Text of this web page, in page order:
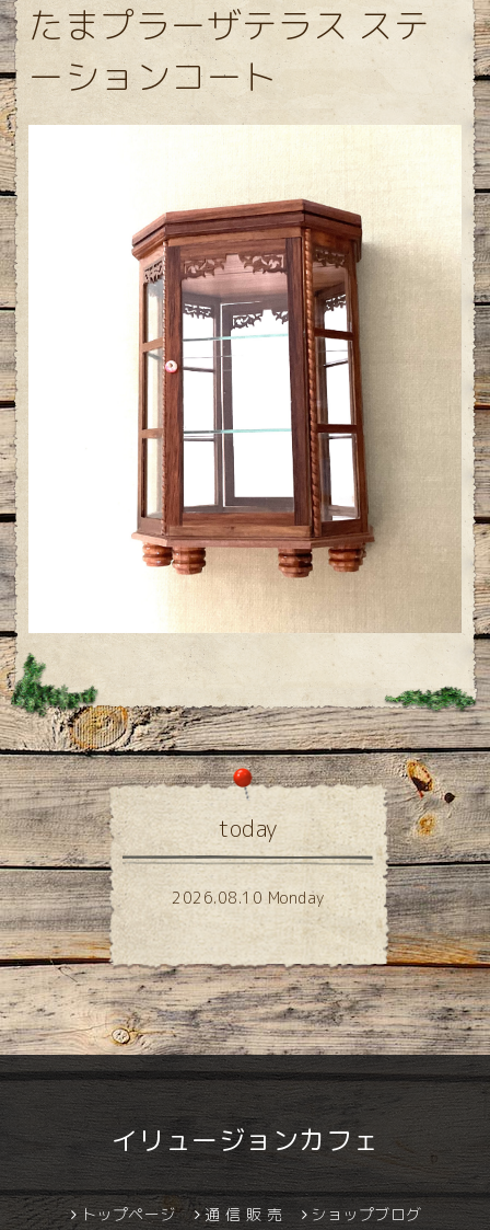
たまプラーザテラス ステ
ーションコート
today
2026.08.10 Monday
イリュージョンカフェ
トップページ 通 信 販 売 ショップブログ